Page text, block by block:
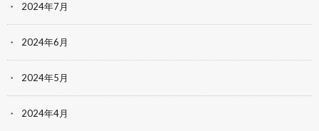
2024年7月
2024年6月
2024年5月
2024年4月